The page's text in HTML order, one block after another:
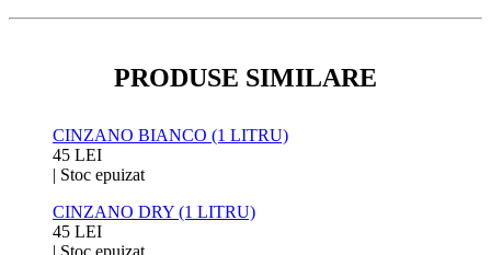
PRODUSE SIMILARE
CINZANO BIANCO (1 LITRU)
45 LEI
| Stoc epuizat
CINZANO DRY (1 LITRU)
45 LEI
| Stoc epuizat